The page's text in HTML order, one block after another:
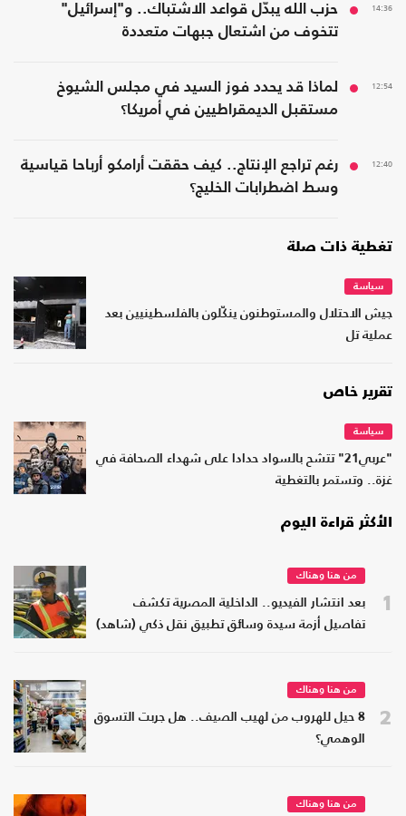
14:36
حزب الله يبدّل قواعد الاشتباك.. و"إسرائيل"
تتخوف من اشتعال جبهات متعددة
12:54
لماذا قد يحدد فوز السيد في مجلس الشيوخ
مستقبل الديمقراطيين في أمريكا؟
12:40
رغم تراجع الإنتاج.. كيف حققت أرامكو أرباحا قياسية
وسط اضطرابات الخليج؟
تغطية ذات صلة
سياسة
جيش الاحتلال والمستوطنون ينكّلون بالفلسطينيين بعد
عملية تل
تقرير خاص
سياسة
"عربي21" تتشح بالسواد حدادا على شهداء الصحافة في
غزة.. وتستمر بالتغطية
الأكثر قراءة اليوم
1
من هنا وهناك
بعد انتشار الفيديو.. الداخلية المصرية تكشف
تفاصيل أزمة سيدة وسائق تطبيق نقل ذكي (شاهد)
2
من هنا وهناك
8 حيل للهروب من لهيب الصيف.. هل جربت التسوق
الوهمي؟
من هنا وهناك